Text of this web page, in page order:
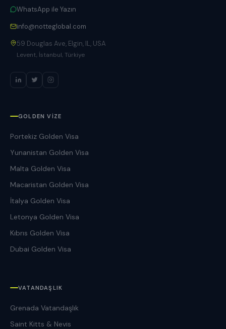
WhatsApp ile Yazın
info@notteglobal.com
59 Douglas Ave, Elgin, IL, USA
Levent, İstanbul, Türkiye
GOLDEN VIZE
Portekiz Golden Visa
Yunanistan Golden Visa
Malta Golden Visa
Macaristan Golden Visa
İtalya Golden Visa
Letonya Golden Visa
Kıbrıs Golden Visa
Dubai Golden Visa
VATANDAŞLIK
Grenada Vatandaşlık
Saint Kitts & Nevis